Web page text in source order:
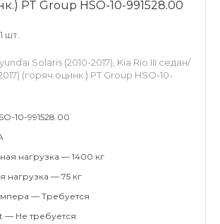
PT Group HSO-10-991528.00
шт.
Solaris (2010-2017), Kia Rio III седан/
(горяч.оцинк.) PT Group HSO-10-
10-991528.00
нагрузка — 1400 кг
нагрузка — 75 кг
— Требуется
— Не требуется